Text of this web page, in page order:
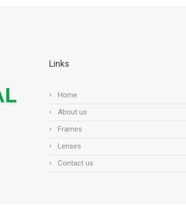
Links
Home
About us
Frames
Lenses
Contact us